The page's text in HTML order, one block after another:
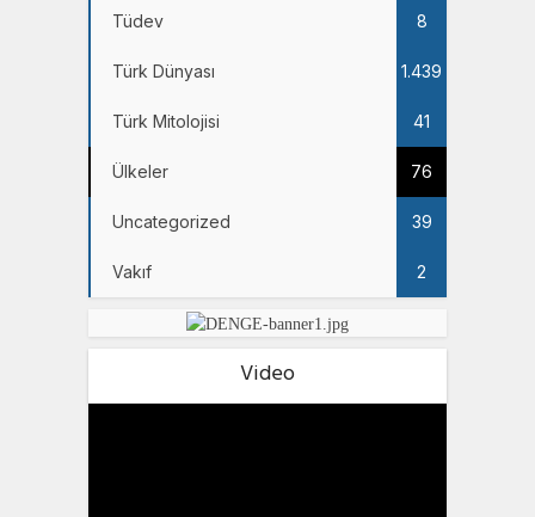
Tüdev 8
Türk Dünyası 1.439
Türk Mitolojisi 41
Ülkeler 76
Uncategorized 39
Vakıf 2
Video